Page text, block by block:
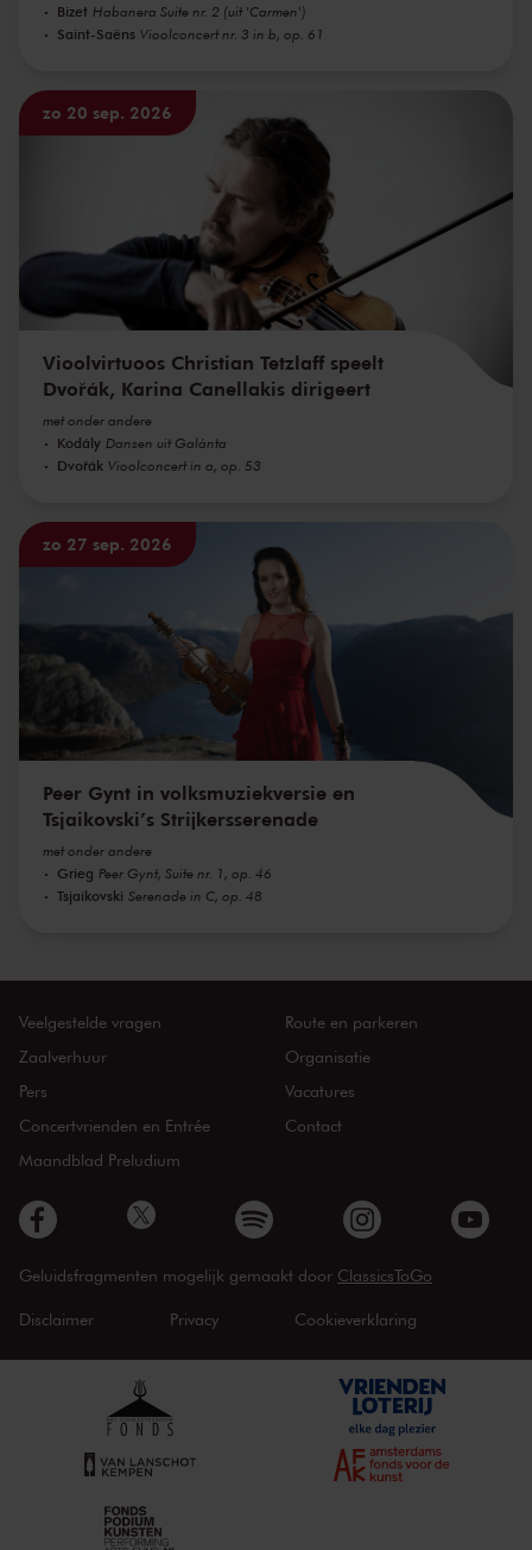
Bizet Habanera Suite nr. 2 (uit 'Carmen')
Saint-Saëns Vioolconcert nr. 3 in b, op. 61
zo 20 sep. 2026
Vioolvirtuoos Christian Tetzlaff speelt
Dvořák, Karina Canellakis dirigeert
met onder andere
Kodály Dansen uit Galánta
Dvořák Vioolconcert in a, op. 53
zo 27 sep. 2026
Peer Gynt in volksmuziekversie en
Tsjaikovski’s Strijkersserenade
met onder andere
Grieg Peer Gynt, Suite nr. 1, op. 46
Tsjaikovski Serenade in C, op. 48
Veelgestelde vragen
Zaalverhuur
Pers
Concertvrienden en Entrée
Maandblad Preludium
Route en parkeren
Organisatie
Vacatures
Contact
Geluidsfragmenten mogelijk gemaakt door ClassicsToGo
Disclaimer Privacy Cookieverklaring